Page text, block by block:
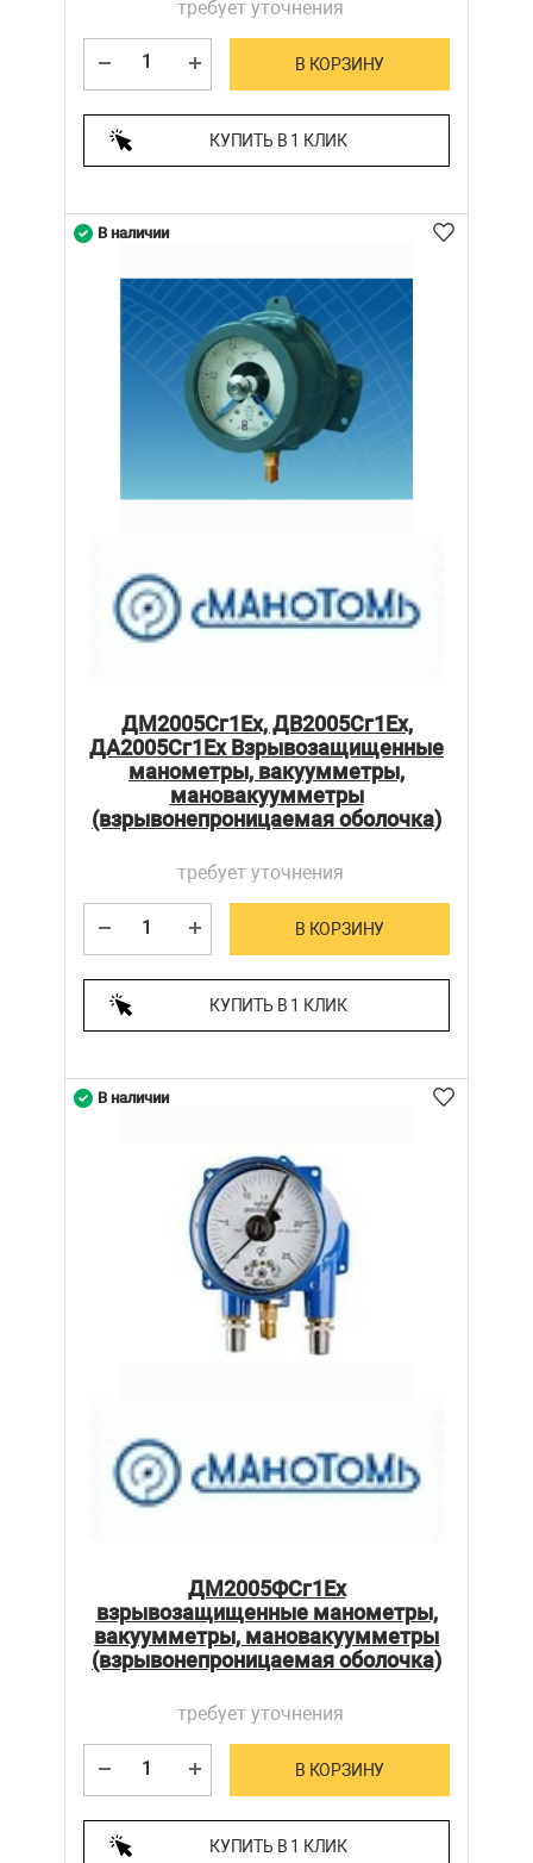
требует уточнения
В КОРЗИНУ
КУПИТЬ В 1 КЛИК
ДМ2005Сг1Ех, ДВ2005Сг1Ех,
ДА2005Сг1Ех Взрывозащищенные
манометры, вакуумметры,
мановакуумметры
(взрывонепроницаемая оболочка)
требует уточнения
В КОРЗИНУ
КУПИТЬ В 1 КЛИК
В наличии
ДМ2005ФСг1Ех
взрывозащищенные манометры,
вакуумметры, мановакуумметры
(взрывонепроницаемая оболочка)
требует уточнения
В КОРЗИНУ
КУПИТЬ В 1 КЛИК
В наличии